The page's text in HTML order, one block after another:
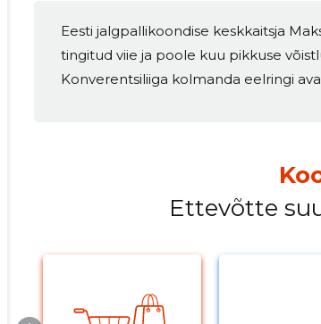
Eesti jalgpallikoondise keskkaitsja
tingitud viie ja poole kuu pikkuse
Konverentsiliiga kolmanda eelringi
Ettevõtte